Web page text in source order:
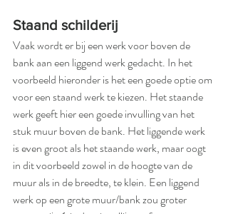
Staand schilderij
Vaak wordt er bij een werk voor boven de
bank aan een liggend werk gedacht. In het
voorbeeld hieronder is het een goede optie om
voor een staand werk te kiezen. Het staande
werk geeft hier een goede invulling van het
stuk muur boven de bank. Het liggende werk
is even groot als het staande werk, maar oogt
in dit voorbeeld zowel in de hoogte van de
muur als in de breedte, te klein. Een liggend
werk op een grote muur/bank zou groter